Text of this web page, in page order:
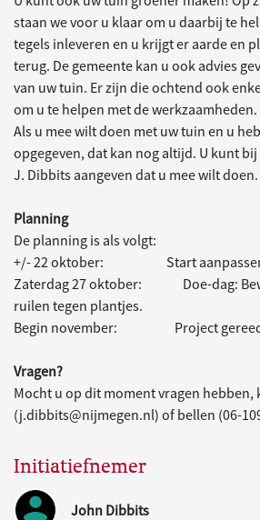
staan we voor u klaar om u daarbij te
tegels inleveren en u krijgt er aarde en
terug. De gemeente kan u ook advies
van uw tuin. Er zijn die ochtend ook
om u te helpen met de werkzaamheden.
Als u mee wilt doen met uw tuin en u
opgegeven, dat kan nog altijd. U kunt
J. Dibbits aangeven dat u mee wilt doen.
Planning
De planning is als volgt:
+/- 22 oktober: Start aanpassen
Zaterdag 27 oktober: Doe-dag:
ruilen tegen plantjes.
Begin november: Project
Vragen?
Mocht u op dit moment vragen
(j.dibbits@nijmegen.nl) of bellen (06-
Initiatiefnemer
John Dibbits